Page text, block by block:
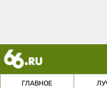
ГЛАВНОЕ